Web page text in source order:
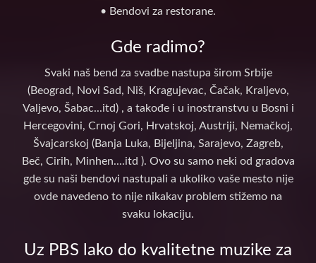
• Bendovi za restorane.
Gde radimo?
Svaki naš bend za svadbe nastupa širom Srbije
(Beograd, Novi Sad, Niš, Kragujevac, Čačak, Kraljevo,
Valjevo, Šabac...itd) , a takođe i u inostranstvu u Bosni i
Hercegovini, Crnoj Gori, Hrvatskoj, Austriji, Nemačkoj,
Švajcarskoj (Banja Luka, Bijeljina, Sarajevo, Zagreb,
Beč, Cirih, Minhen....itd ). Ovo su samo neki od gradova
gde su naši bendovi nastupali a ukoliko vaše mesto nije
ovde navedeno to nije nikakav problem stižemo na
svaku lokaciju.
Uz PBS lako do kvalitetne muzike za